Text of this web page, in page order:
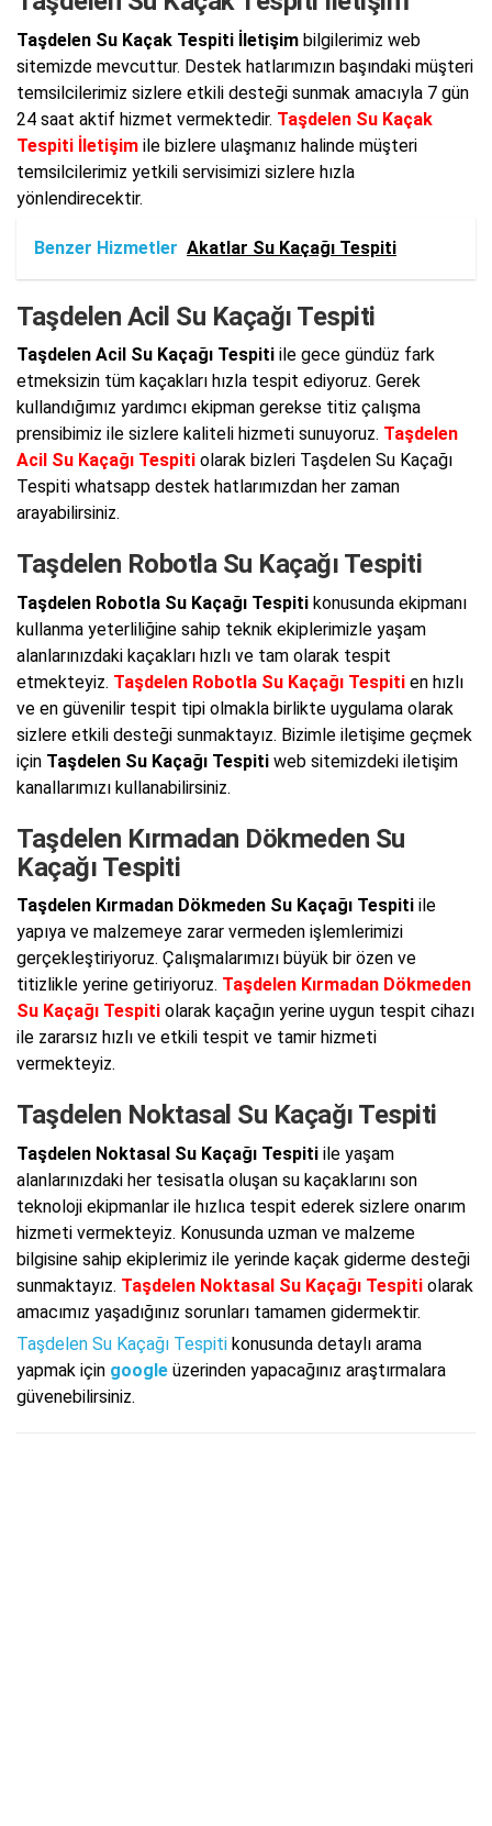
Taşdelen Su Kaçak Tespiti İletişim bilgilerimiz web
sitemizde mevcuttur. Destek hatlarımızın başındaki müşteri
temsilcilerimiz sizlere etkili desteği sunmak amacıyla 7 gün
24 saat aktif hizmet vermektedir. Taşdelen Su Kaçak
Tespiti İletişim ile bizlere ulaşmanız halinde müşteri
temsilcilerimiz yetkili servisimizi sizlere hızla
yönlendirecektir.
Benzer Hizmetler Akatlar Su Kaçağı Tespiti
Taşdelen Acil Su Kaçağı Tespiti
Taşdelen Acil Su Kaçağı Tespiti ile gece gündüz fark
etmeksizin tüm kaçakları hızla tespit ediyoruz. Gerek
kullandığımız yardımcı ekipman gerekse titiz çalışma
prensibimiz ile sizlere kaliteli hizmeti sunuyoruz. Taşdelen
Acil Su Kaçağı Tespiti olarak bizleri Taşdelen Su Kaçağı
Tespiti whatsapp destek hatlarımızdan her zaman
arayabilirsiniz.
Taşdelen Robotla Su Kaçağı Tespiti
Taşdelen Robotla Su Kaçağı Tespiti konusunda ekipmanı
kullanma yeterliliğine sahip teknik ekiplerimizle yaşam
alanlarınızdaki kaçakları hızlı ve tam olarak tespit
etmekteyiz. Taşdelen Robotla Su Kaçağı Tespiti en hızlı
ve en güvenilir tespit tipi olmakla birlikte uygulama olarak
sizlere etkili desteği sunmaktayız. Bizimle iletişime geçmek
için Taşdelen Su Kaçağı Tespiti web sitemizdeki iletişim
kanallarımızı kullanabilirsiniz.
Taşdelen Kırmadan Dökmeden Su
Kaçağı Tespiti
Taşdelen Kırmadan Dökmeden Su Kaçağı Tespiti ile
yapıya ve malzemeye zarar vermeden işlemlerimizi
gerçekleştiriyoruz. Çalışmalarımızı büyük bir özen ve
titizlikle yerine getiriyoruz. Taşdelen Kırmadan Dökmeden
Su Kaçağı Tespiti olarak kaçağın yerine uygun tespit cihazı
ile zararsız hızlı ve etkili tespit ve tamir hizmeti
vermekteyiz.
Taşdelen Noktasal Su Kaçağı Tespiti
Taşdelen Noktasal Su Kaçağı Tespiti ile yaşam
alanlarınızdaki her tesisatla oluşan su kaçaklarını son
teknoloji ekipmanlar ile hızlıca tespit ederek sizlere onarım
hizmeti vermekteyiz. Konusunda uzman ve malzeme
bilgisine sahip ekiplerimiz ile yerinde kaçak giderme desteği
sunmaktayız. Taşdelen Noktasal Su Kaçağı Tespiti olarak
amacımız yaşadığınız sorunları tamamen gidermektir.
Taşdelen Su Kaçağı Tespiti konusunda detaylı arama
yapmak için google üzerinden yapacağınız araştırmalara
güvenebilirsiniz.